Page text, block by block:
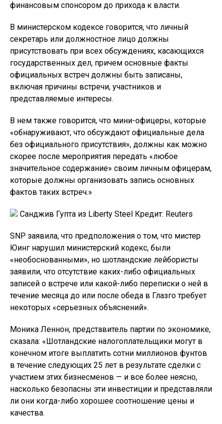
финансовым спонсором до прихода к власти.
В министерском кодексе говорится, что личный
секретарь или должностное лицо должны
присутствовать при всех обсуждениях, касающихся
государственных дел, причем основные факты
официальных встреч должны быть записаны,
включая причины встречи, участников и
представляемые интересы.
В нем также говорится, что мини-офицеры, которые
«обнаруживают, что обсуждают официальные дела
без официального присутствия», должны как можно
скорее после мероприятия передать «любое
значительное содержание» своим личным офицерам,
которые должны организовать запись основных
фактов таких встреч.»
Санджив Гупта из Liberty Steel Кредит: Reuters
SNP заявила, что предположения о том, что мистер
Юинг нарушил министерский кодекс, были
«необоснованными», но шотландские лейбористы
заявили, что отсутствие каких-либо официальных
записей о встрече или какой-либо переписки о ней в
течение месяца до или после обеда в Глазго требует
некоторых «серьезных объяснений».
Моника Леннон, представитель партии по экономике,
сказала: «Шотландские налогоплательщики могут в
конечном итоге выплатить сотни миллионов фунтов
в течение следующих 25 лет в результате сделки с
участием этих бизнесменов — и все более неясно,
насколько безопасны эти инвестиции и представляли
ли они когда-либо хорошее соотношение цены и
качества.